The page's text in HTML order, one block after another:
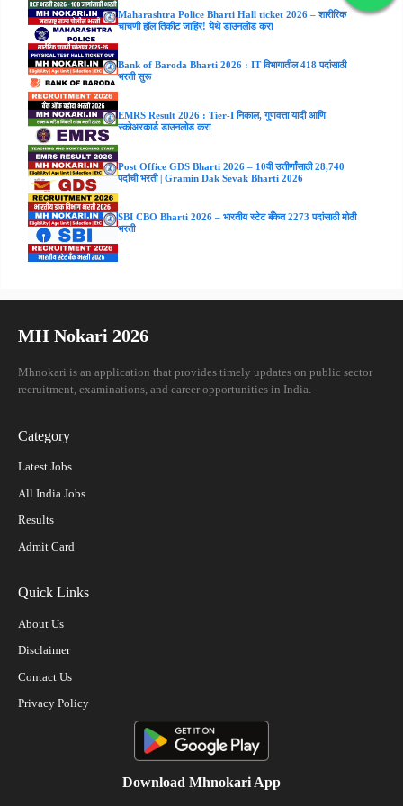
Maharashtra Police Bharti Hall ticket 2026 – शारीरिक
चाचणी हॉल तिकीट जाहिर! येथे डाउनलोड करा
Bank of Baroda Bharti 2026 : IT विभागातील 418 पदांसाठी
भरती सुरू
EMRS Result 2026 : Tier-I निकाल, गुणवत्ता यादी आणि
स्कोअरकार्ड डाउनलोड करा
Post Office GDS Bharti 2026 – 10वी उत्तीर्णांसाठी 28,740
पदांची भरती | Gramin Dak Sevak Bharti 2026
SBI CBO Bharti 2026 – भारतीय स्टेट बँकेत 2273 पदांसाठी मोठी
भरती
MH Nokari 2026
Mhnokari is an application that provides timely updates on public sector
recruitment, examinations, and career opportunities in India.
Category
Latest Jobs
All India Jobs
Results
Admit Card
Quick Links
About Us
Disclaimer
Contact Us
Privacy Policy
Download Mhnokari App